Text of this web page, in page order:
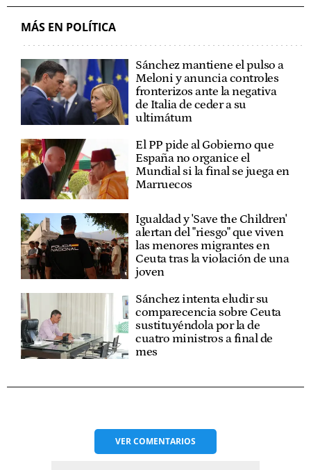
MÁS EN POLÍTICA
Sánchez mantiene el pulso a
Meloni y anuncia controles
fronterizos ante la negativa
de Italia de ceder a su
ultimátum
El PP pide al Gobierno que
España no organice el
Mundial si la final se juega en
Marruecos
Igualdad y 'Save the Children'
alertan del "riesgo" que viven
las menores migrantes en
Ceuta tras la violación de una
joven
Sánchez intenta eludir su
comparecencia sobre Ceuta
sustituyéndola por la de
cuatro ministros a final de
mes
VERCOMENTARIOS